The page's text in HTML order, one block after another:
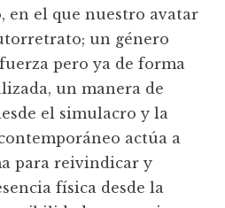
en el que nuestro avatar
un género
pero ya de forma
un manera de
el simulacro y la
actúa a
para reivindicar y
física desde la